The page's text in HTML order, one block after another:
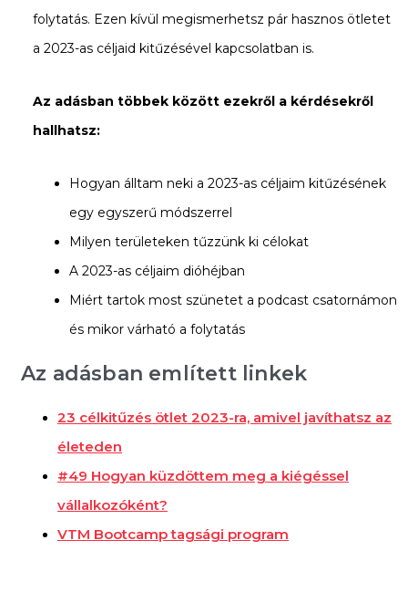
folytatás. Ezen kívül megismerhetsz pár hasznos ötletet
a 2023-as céljaid kitűzésével kapcsolatban is.
Az adásban többek között ezekről a kérdésekről
hallhatsz:
Hogyan álltam neki a 2023-as céljaim kitűzésének
egy egyszerű módszerrel
Milyen területeken tűzzünk ki célokat
A 2023-as céljaim dióhéjban
Miért tartok most szünetet a podcast csatornámon
és mikor várható a folytatás
Az adásban említett linkek
23 célkitűzés ötlet 2023-ra, amivel javíthatsz az
életeden
#49 Hogyan küzdöttem meg a kiégéssel
vállalkozóként?
VTM Bootcamp tagsági program